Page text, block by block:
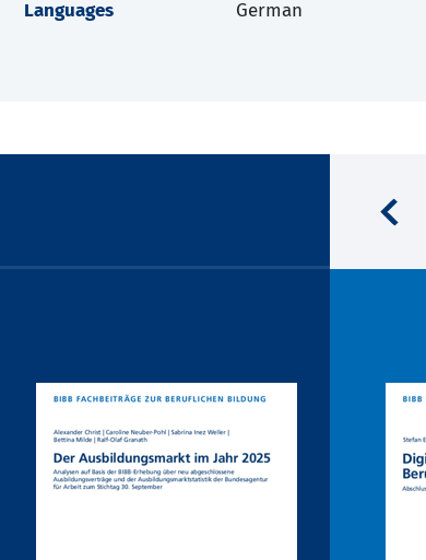
Languages
German